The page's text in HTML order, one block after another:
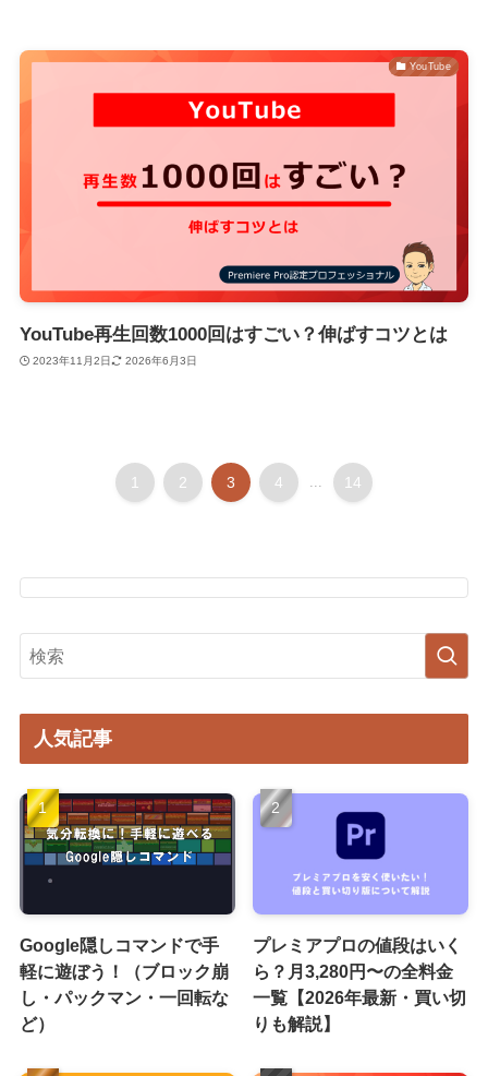
YouTube
YouTube再生回数1000回はすごい？伸ばすコツとは
2023年11月2日 2026年6月3日
1 2 3 4 ... 14
人気記事
Google隠しコマンドで手
軽に遊ぼう！（ブロック崩
し・パックマン・一回転な
ど）
プレミアプロの値段はいく
ら？月3,280円〜の全料金
一覧【2026年最新・買い切
りも解説】